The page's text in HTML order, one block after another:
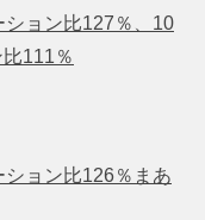
ョン比127％、10
111％
ョン比126％まあ